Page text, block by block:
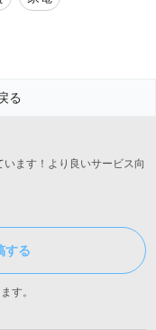
る
ます！より良いサービス向
する
す。